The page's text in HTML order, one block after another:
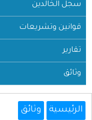
سجل الخالدين
قوانين وتشريعات
تقارير
وثائق
الرئيسية وثائق